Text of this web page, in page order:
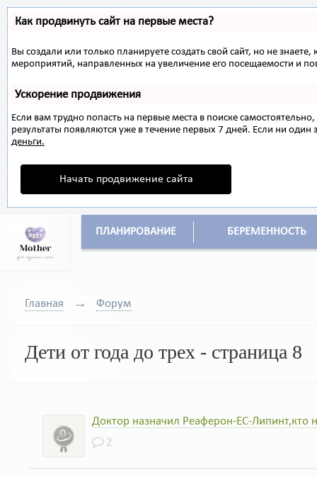
Как продвинуть сайт на первые места?
Вы создали или только планируете создать свой сайт, но не
мероприятий, направленных на увеличение его посещаемости и
Ускорение продвижения
Если вам трудно попасть на первые места в поиске
результаты появляются уже в течение первых 7 дней. Если ни один
деньги.
Начать продвижение сайта
ПЛАНИРОВАНИЕ БЕРЕМЕННОСТЬ
Главная Форум
Дети от года до трех - страница 8
Доктор назначил Реаферон-ЕС-Липинт,кто
2